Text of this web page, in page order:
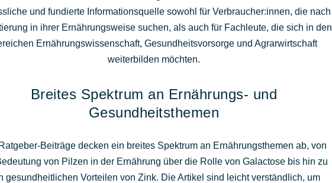
und fundierte Informationsquelle sowohl für Verbraucher:innen, die nach
in ihrer Ernährungsweise suchen, als auch für Fachleute, die sich in den
Ernährungswissenschaft, Gesundheitsvorsorge und Agrarwirtschaft
weiterbilden möchten.
Breites Spektrum an Ernährungs- und
Gesundheitsthemen
Beiträge decken ein breites Spektrum an Ernährungsthemen ab, von
von Pilzen in der Ernährung über die Rolle von Galactose bis hin zu
gesundheitlichen Vorteilen von Zink. Die Artikel sind leicht verständlich, um